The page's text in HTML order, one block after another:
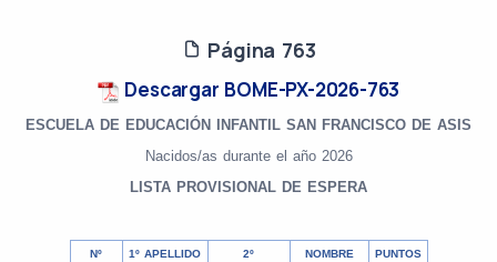
Página 763
Descargar BOME-PX-2026-763
ESCUELA DE EDUCACIÓN INFANTIL SAN FRANCISCO DE ASIS
Nacidos/as durante el año 2026
LISTA PROVISIONAL DE ESPERA
Nº
1º APELLIDO
2º
NOMBRE
PUNTOS